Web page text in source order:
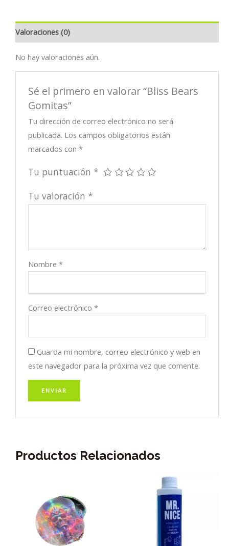
Valoraciones (0)
No hay valoraciones aún.
Sé el primero en valorar “Bliss Bears
Gomitas”
Tu dirección de correo electrónico no será
publicada. Los campos obligatorios están
marcados con*
Tu puntuación *
Tu valoración *
Nombre*
Correo electrónico*
Guarda mi nombre, correo electrónico y web en
este navegador para la próxima vez que comente.
Productos Relacionados